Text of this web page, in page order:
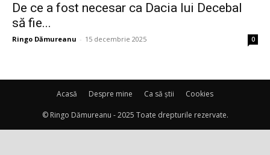
De ce a fost necesar ca Dacia lui Decebal
să fie...
Ringo Dămureanu - 15 decembrie 2025 0
Acasă Despre mine Ca să știi Cookies
© Ringo Dămureanu - 2025 Toate drepturile rezervate.